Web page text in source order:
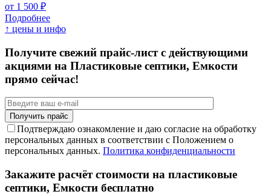
от 1 500 ₽
Подробнее
↑ цены и инфо
Получите свежий прайс-лист с действующими
акциями на Пластиковые септики, Емкости
прямо сейчас!
Подтверждаю ознакомление и даю согласие на обработку
персональных данных в соответствии с Положением о
персональных данных. Политика конфиденциальности
Закажите расчёт стоимости на пластиковые
септики, Емкости бесплатно